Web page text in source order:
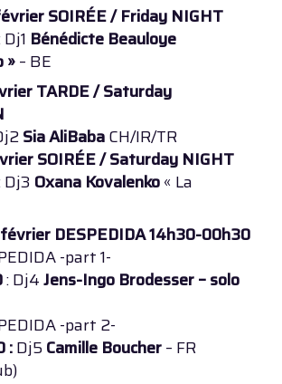
SOIRÉE / Friday NIGHT
Dj1 Bénédicte Beauloye
»– BE
TARDE / Saturday
Sia AliBabaCH/IR/TR
SOIRÉE / Saturday NIGHT
Dj3 Oxana Kovalenko« La
DESPEDIDA 14h30-00h30
-part 1-
: Dj4Jens-Ingo Brodesser – solo
-part 2-
:Dj5Camille Boucher– FR